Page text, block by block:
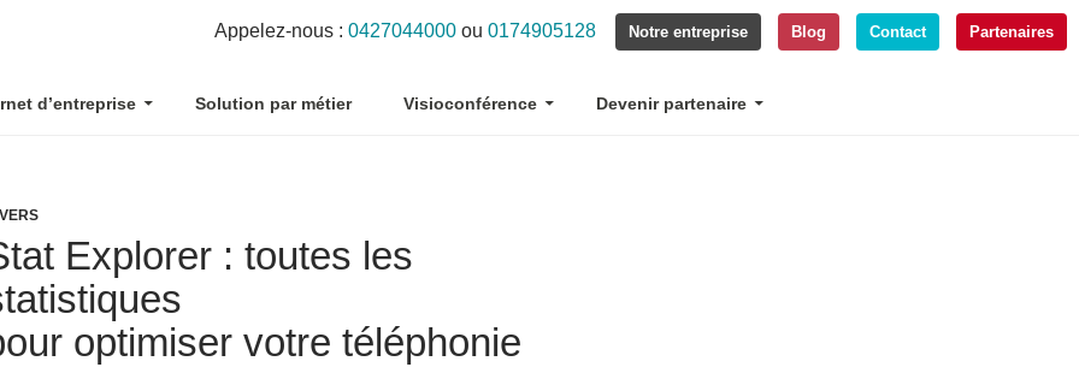
Appelez-nous : 0427044000 ou 0174905128 Notre entreprise Blog Contact Partenaires
d’entreprise Solution par métier Visioconférence Devenir partenaire
par mot-clé : Statistiques
Explorer : toutes les
optimiser votre téléphonie